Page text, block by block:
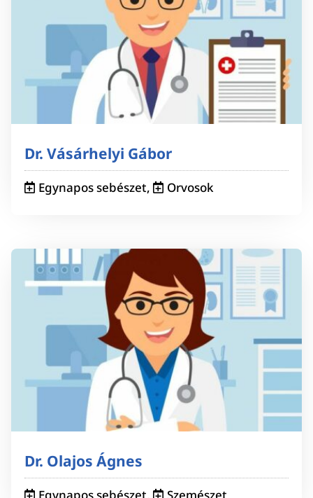
Dr. Vásárhelyi Gábor
Egynapos sebészet, Orvosok
Dr. Olajos Ágnes
Egynapos sebészet, Szemészet